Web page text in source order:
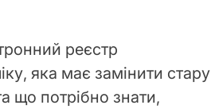
реєстр
яка має замінити стару
що потрібно знати,